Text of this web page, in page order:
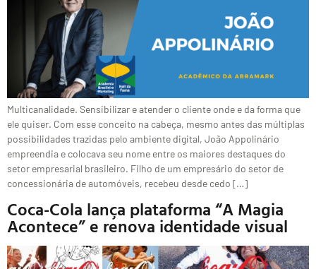
Multicanalidade. Sensibilizar e atender o cliente onde e da forma que
ele quiser. Com esse conceito na cabeça, mesmo antes das múltiplas
possibilidades trazidas pelo ambiente digital, João Appolinário
empreendia e colocava seu nome entre os maiores destaques do
setor empresarial brasileiro. Filho de um empresário do setor de
concessionária de automóveis, recebeu desde cedo […]
Coca-Cola lança plataforma “A Magia
Acontece” e renova identidade visual